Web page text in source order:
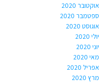
אוקטובר 2020
ספטמבר 2020
אוגוסט 2020
יולי 2020
יוני 2020
מאי 2020
אפריל 2020
מרץ 2020